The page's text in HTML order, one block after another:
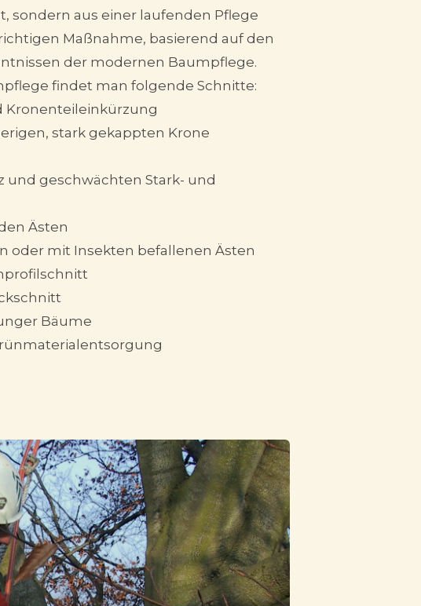
sondern aus einer laufenden Pflege
Maßnahme, basierend auf den
der modernen Baumpflege.
findet man folgende Schnitte:
Kronenteileinkürzung
stark gekappten Krone
und geschwächten Stark- und
Ästen
oder mit Insekten befallenen Ästen
Bäume